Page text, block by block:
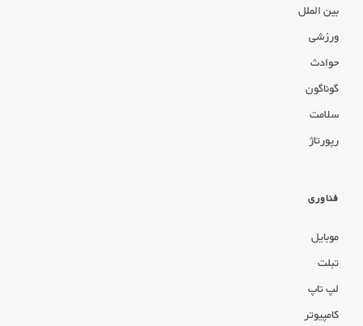
بین الملل
ورزشی
حوادث
گوناگون
سلامت
رپورتاژ
فناوری
موبایل
تبلت
لپ تاپ
کامپیوتر